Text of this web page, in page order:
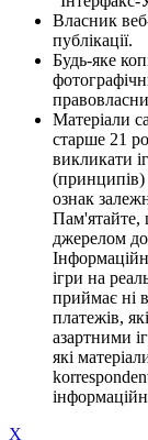
Власник
публікації.
Будь-яке
Матеріали
старше 21
викликати
(принципів)
ознак
Пам'ятайте,
джерелом
ігри на
приймає ні
платежів,
азартними
які
X